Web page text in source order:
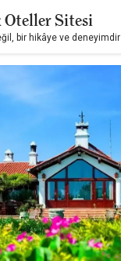
Sitesi
bir hikâye ve deneyimdir